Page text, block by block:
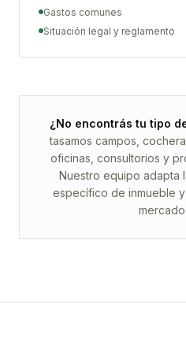
Gastos comunes
Situación legal y reglamento
¿No encontrás tu tipo
tasamos campos,
oficinas, consultorios y
Nuestro equipo adapta
específico de inmueble